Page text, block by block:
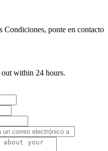
Condiciones, ponte en contacto
within 24 hours.